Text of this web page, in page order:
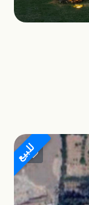
للبيع